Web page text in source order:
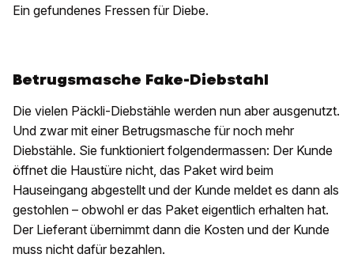
Ein gefundenes Fressen für Diebe.
Betrugsmasche Fake-Diebstahl
Die vielen Päckli-Diebstähle werden nun aber ausgenutzt.
Und zwar mit einer Betrugsmasche für noch mehr
Diebstähle. Sie funktioniert folgendermassen: Der Kunde
öffnet die Haustüre nicht, das Paket wird beim
Hauseingang abgestellt und der Kunde meldet es dann als
gestohlen – obwohl er das Paket eigentlich erhalten hat.
Der Lieferant übernimmt dann die Kosten und der Kunde
muss nicht dafür bezahlen.